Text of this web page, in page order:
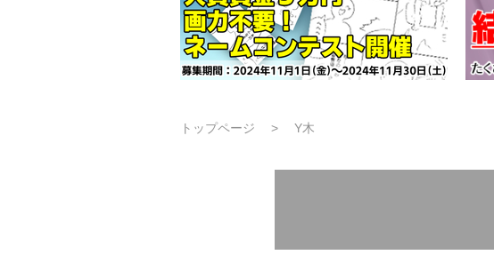
トップページ
Y木